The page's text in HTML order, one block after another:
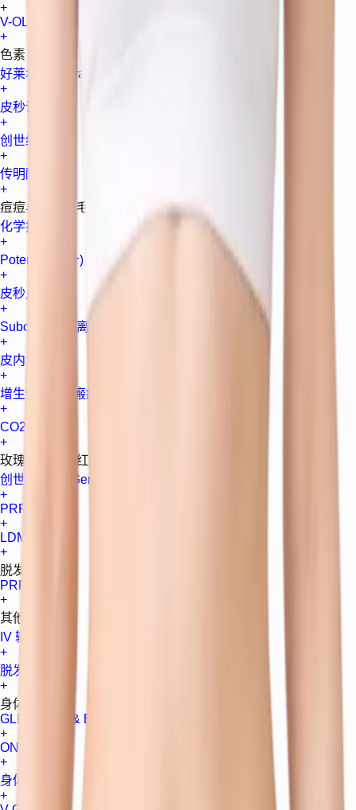
+
V-OLET
+
色素
好莱坞 Spectra
+
皮秒调色
+
创世纪调色
+
传明酸
+
痘痘与疤痕与毛孔
化学换肤
+
Potenza (微针)
+
皮秒点阵
+
Subcision (剥离术)
+
皮内注射
+
增生性瘢痕 / 瘢痕疙瘩
+
CO2 激光
+
玫瑰痤疮与潮红
创世纪调色 (Gentle Max Pro)
+
PRP
+
LDM
+
脱发
PRP
+
其他护理
IV 输液
+
脱发治疗
+
身体塑形
GLP-1 Face & Body Recovery
+
ONDA
+
身体肉毒
+